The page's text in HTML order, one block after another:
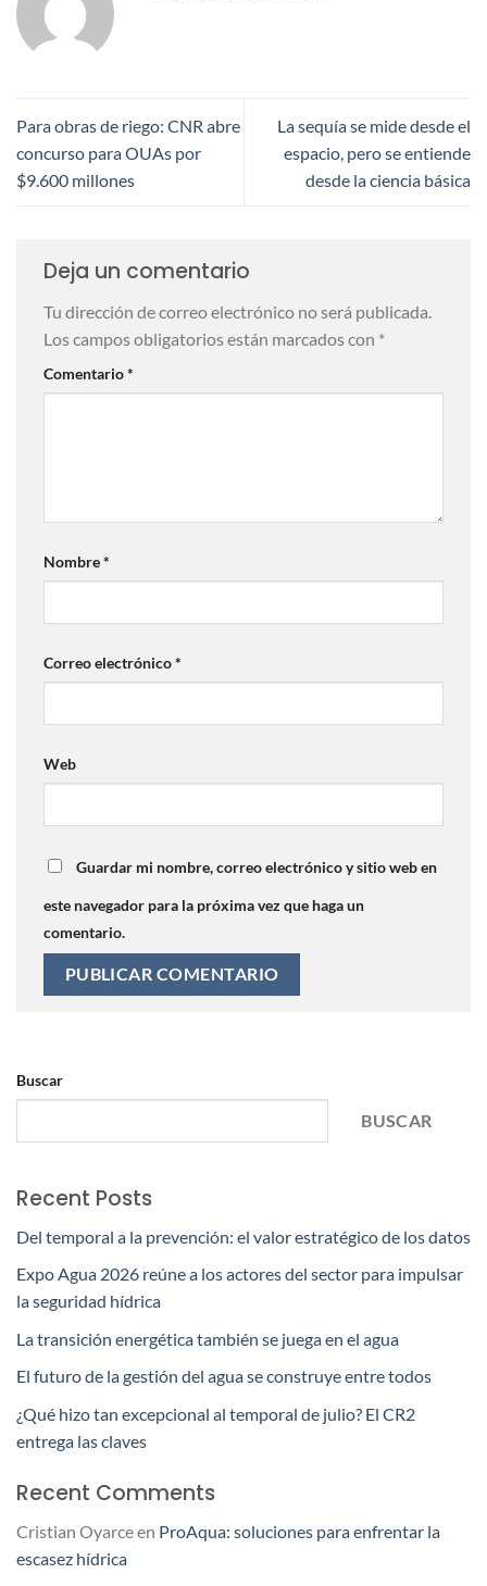
Para obras de riego: CNR abre
concurso para OUAs por
$9.600 millones
La sequía se mide desde el
espacio, pero se entiende
desde la ciencia básica
Deja un comentario
Tu dirección de correo electrónico no será publicada.
Los campos obligatorios están marcados con *
Comentario*
Nombre*
Correo electrónico*
Web
Guardar mi nombre, correo electrónico y sitio web en
este navegador para la próxima vez que haga un
comentario.
Buscar
BUSCAR
Recent Posts
Del temporal a la prevención: el valor estratégico de los datos
Expo Agua 2026 reúne a los actores del sector para impulsar
la seguridad hídrica
La transición energética también se juega en el agua
El futuro de la gestión del agua se construye entre todos
¿Qué hizo tan excepcional al temporal de julio? El CR2
entrega las claves
Recent Comments
Cristian Oyarceen ProAqua: soluciones para enfrentar la
escasez hídrica